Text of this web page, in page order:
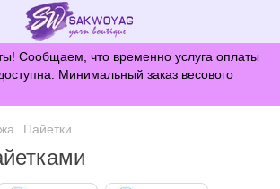
Сообщаем, что временно услуга оплаты
Минимальный заказ весового
Пайетки